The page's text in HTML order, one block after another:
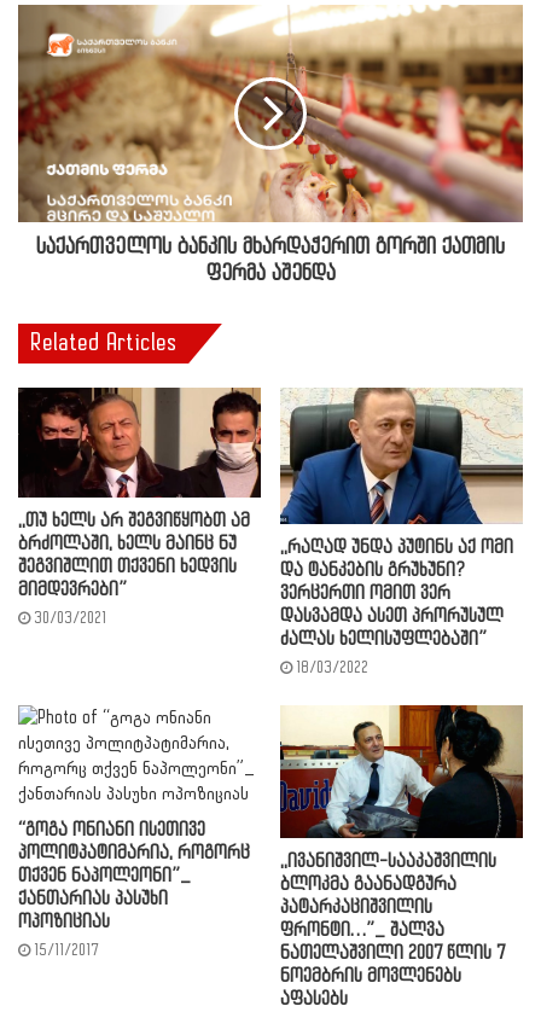
საქართველოს ბანკის მხარდაჭერით გორში ქათმის
ფერმა აშენდა
Related Articles
,,თუ ხელს არ შეგვიწყობთ ამ
ბრძოლაში, ხელს მაინც ნუ
შეგვიშლით თქვენი ხედვის
მიმდევრები”
30/03/2021
,,რაღად უნდა პუტინს აქ ომი
და ტანკების გრუხუნი?
ვერცერთი ომით ვერ
დასვამდა ასეთ პრორუსულ
ძალას ხელისუფლებაში”
18/03/2022
“გოგა ონიანი ისეთივე
პოლიტპატიმარია, როგორც
თქვენ ნაპოლეონი”_
ქანთარიას პასუხი
ოპოზიციას
15/11/2017
,,ივანიშვილ-სააკაშვილის
ბლოკმა გაანადგურა
პატარკაციშვილის
ფრონტი…”_ შალვა
ნათელაშვილი 2007 წლის 7
ნოემბრის მოვლენებს
აფასებს